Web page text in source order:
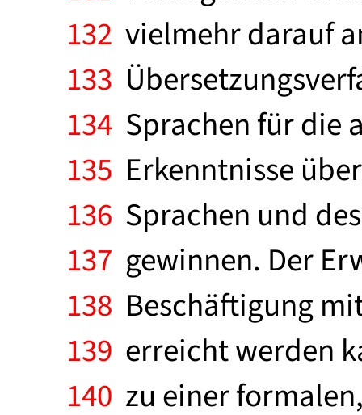
132 vielmehr darauf
133
134 Sprachen für die
135 Erkenntnisse
136 Sprachen und
137 gewinnen. Der
138 Beschäftigung
139 erreicht werden
140 zu einer